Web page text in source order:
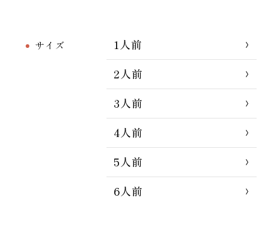
サイズ
1人前
2人前
3人前
4人前
5人前
6人前